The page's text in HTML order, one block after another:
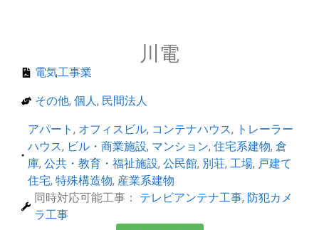
川電
電気工事業
その他, 個人, 民間法人
アパート, オフィスビル, コンテナハウス, トレーラー
ハウス, ビル・商業施設, マンション,住宅系建物,倉
庫,公共・教育・福祉施設,公民館, 別荘,工場, 戸建て
住宅,特殊構造物, 産業系建物
同時対応可能工事：
テレビアンテナ工事, 防犯カメ
ラ工事